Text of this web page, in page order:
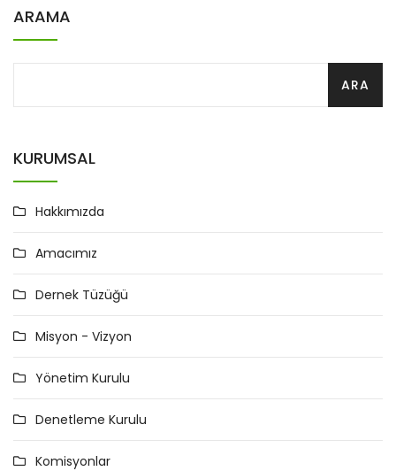
ARAMA
KURUMSAL
Hakkımızda
Amacımız
Dernek Tüzüğü
Misyon - Vizyon
Yönetim Kurulu
Denetleme Kurulu
Komisyonlar